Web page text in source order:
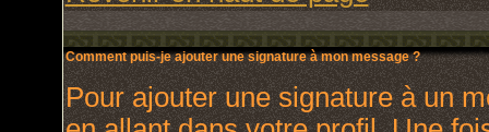
Comment puis-je ajouter une signature à mon message ?
Pour ajouter une signature à un